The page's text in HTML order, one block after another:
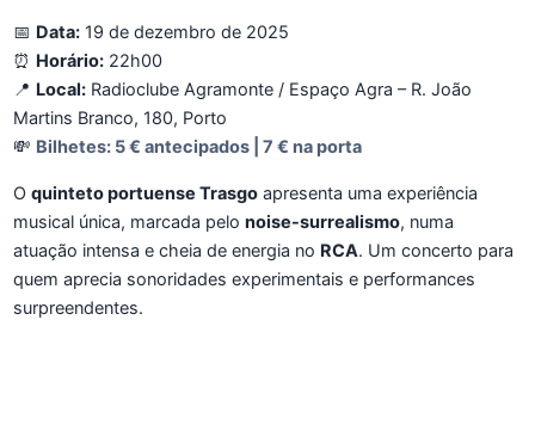
📅 Data: 19 de dezembro de 2025
⏰ Horário: 22h00
📍 Local: Radioclube Agramonte / Espaço Agra – R. João
Martins Branco, 180, Porto
💸 Bilhetes: 5 € antecipados | 7 € na porta
O quinteto portuense Trasgo apresenta uma experiência
musical única, marcada pelo noise-surrealismo, numa
atuação intensa e cheia de energia no RCA. Um concerto para
quem aprecia sonoridades experimentais e performances
surpreendentes.